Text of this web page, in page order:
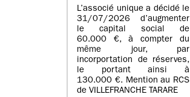
L’associé unique a décidé le
31/07/2026 d’augmenter
le capital social de
60.000 €, à compter du
même jour, par
incorportation de réserves,
le portant ainsi à
130.000 €. Mention au RCS
de VILLEFRANCHE TARARE